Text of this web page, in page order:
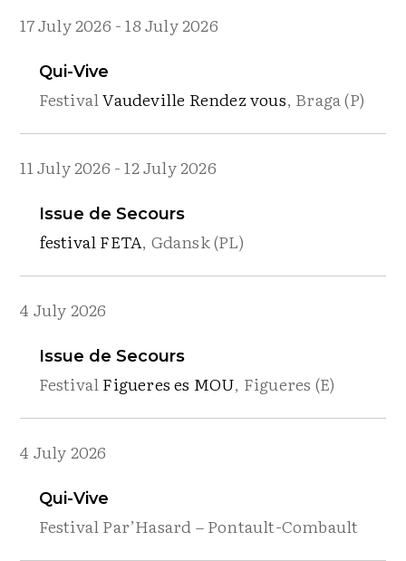
17 July 2026 -18 July 2026
Qui-Vive
FestivalVaudeville Rendez vous, Braga (P)
11 July 2026 -12 July 2026
Issue de Secours
festival FETA, Gdansk (PL)
4 July 2026
Issue de Secours
FestivalFigueres es MOU, Figueres (E)
4 July 2026
Qui-Vive
Festival Par’Hasard – Pontault-Combault